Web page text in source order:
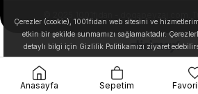
© 2025 1001fidan - dogapeyzaj.com.
Çerezler (cookie), 1001fidan web sitesini ve
etkin bir şekilde sunmamızı sağlamaktadır.
detaylı bilgi için Gizlilik Politikamızı ziyaret
Anasayfa Sepetim